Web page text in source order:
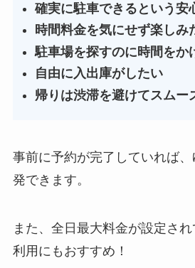
確実に駐車できるという安
時間料金を気にせず楽しみ
駐車場を探すのに時間をか
自由に入出庫がしたい
帰りは渋滞を避けてスムー
事前に予約が完了していれば
発できます。
また、全日最大料金が設定さ
利用にもおすすめ！